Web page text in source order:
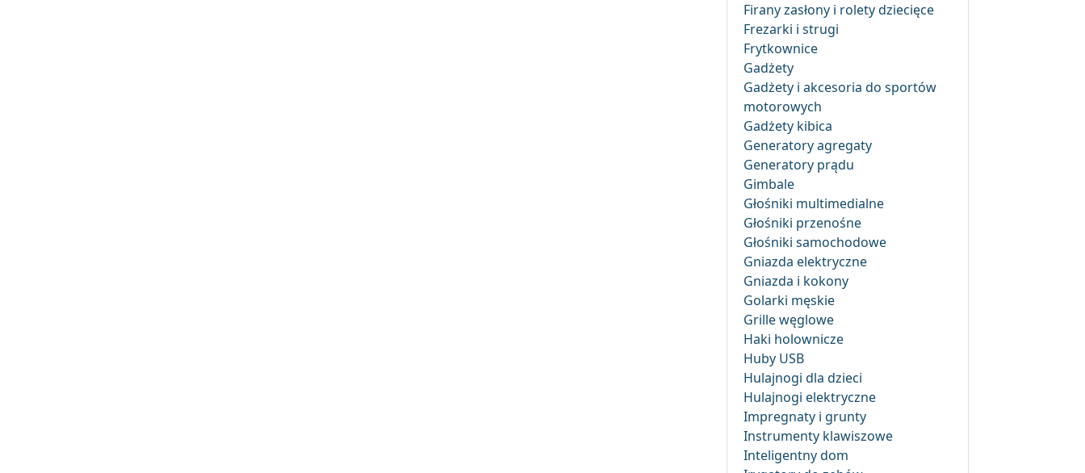
Firany zasłony i rolety dziecięce
Frezarki i strugi
Frytkownice
Gadżety
Gadżety i akcesoria do sportów
motorowych
Gadżety kibica
Generatory agregaty
Generatory prądu
Gimbale
Głośniki multimedialne
Głośniki przenośne
Głośniki samochodowe
Gniazda elektryczne
Gniazda i kokony
Golarki męskie
Grille węglowe
Haki holownicze
Huby USB
Hulajnogi dla dzieci
Hulajnogi elektryczne
Impregnaty i grunty
Instrumenty klawiszowe
Inteligentny dom